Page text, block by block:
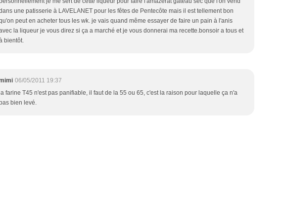
une patisserie à LAVELANET pour les fêtes de Pentecôte mais il est tellement bon
peut en acheter tous les wk. je vais quand même essayer de faire un pain à l'anis
la liqueur je vous direz si ça a marché et je vous donnerai ma recette.bonsoir a tous et
bientôt.
06/05/2011 19:37
farine T45 n'est pas panifiable, il faut de la 55 ou 65, c'est la raison pour laquelle ça n'a
bien levé.